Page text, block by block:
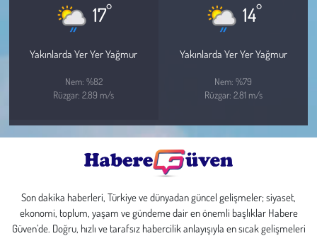
17°
Yakınlarda Yer Yer Yağmur
Nem: %82
Rüzgar: 2.89 m/s
14°
Yakınlarda Yer Yer Yağmur
Nem: %79
Rüzgar: 2.81 m/s
Son dakika haberleri, Türkiye ve dünyadan güncel gelişmeler; siyaset,
ekonomi, toplum, yaşam ve gündeme dair en önemli başlıklar Habere
Güven’de. Doğru, hızlı ve tarafsız habercilik anlayışıyla en sıcak gelişmeleri